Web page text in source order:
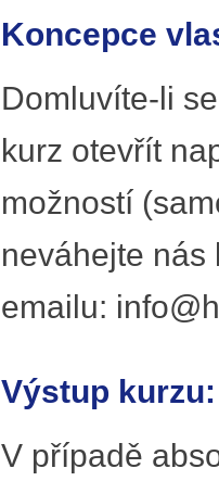
Koncepce
Domluvíte-li
kurz otevřít
možností
neváhejte nás
emailu:
Výstup kurzu:
V případě